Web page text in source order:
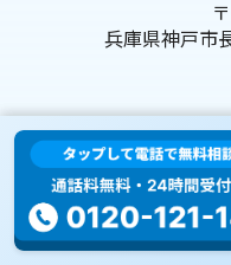
兵庫県神戸市
© 2023 株式会社